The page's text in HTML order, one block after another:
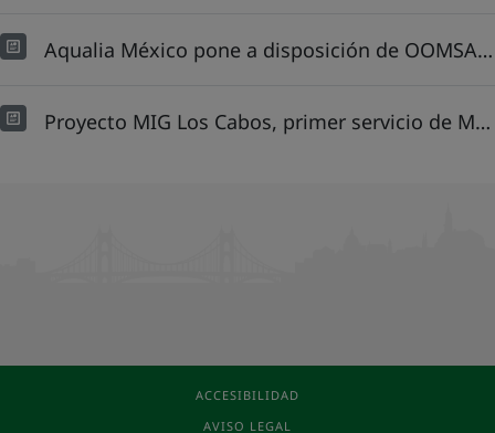
Aqualia México pone a disposición de OOMSAPAS LC su banco de prueba y calibración de medidores de agua potable
Proyecto MIG Los Cabos, primer servicio de México en tener un CAT con infraestructura digital
ACCESIBILIDAD
AVISO LEGAL